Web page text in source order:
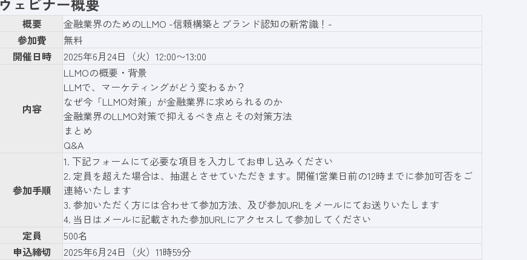
概要
金融業界のためのLLMO -信頼構築とブランド認知の新常識！-
参加費
無料
開催日時
2025年6月24日（火）12:00〜13:00
内容
LLMOの概要・背景
LLMで、マーケティングがどう変わるか？
なぜ今「LLMO対策」が金融業界に求められるのか
金融業界のLLMO対策で抑えるべき点とその対策方法
まとめ
Q&A
参加手順
1. 下記フォーム にて必要な項目を入力してお申し込みください
2. 定員を超えた場合は、抽選とさせていただきます。開催1営業日前の12時までに参加可否をご
連絡いたします
3. 参加いただく方には合わせて参加方法、及び参加URLをメールにてお送りいたします
4. 当日はメールに記載された参加URLにアクセスして参加してください
定員
500名
申込締切
2025年6月24日（火）11時59分